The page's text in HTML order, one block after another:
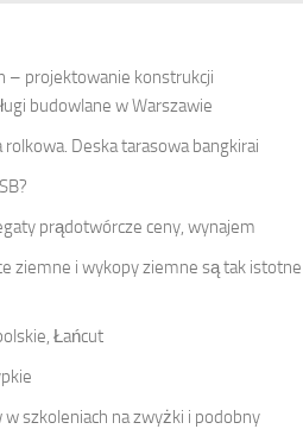
– projektowanie konstrukcji
budowlane w Warszawie
Deska tarasowa bangkirai
prądotwórcze ceny, wynajem
ziemne i wykopy ziemne są tak istotne
Łańcut
szkoleniach na zwyżki i podobny